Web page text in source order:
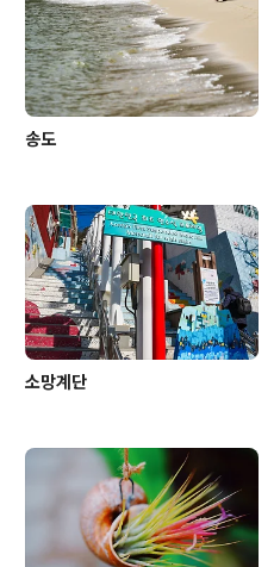
송도
소망계단